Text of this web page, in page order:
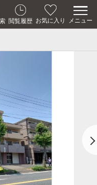
閲覧履歴 お気に入り メニュー